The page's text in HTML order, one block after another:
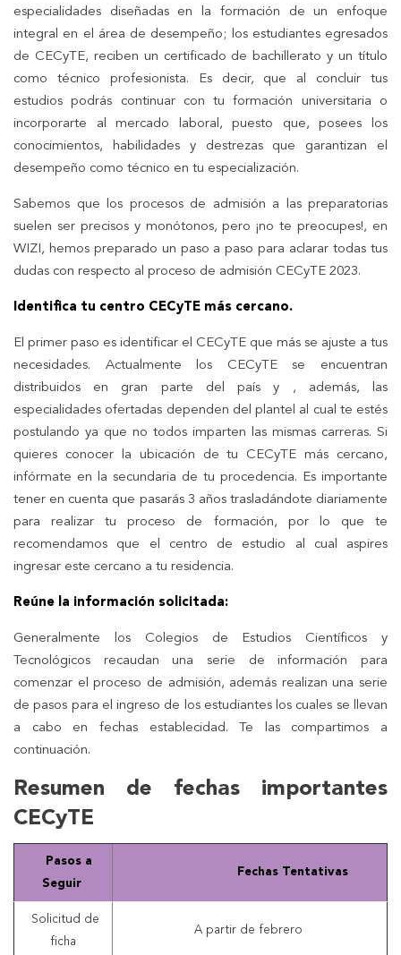
especialidades diseñadas en la formación de un enfoque
integral en el área de desempeño; los estudiantes egresados
de CECyTE, reciben un certificado de bachillerato y un título
como técnico profesionista. Es decir, que al concluir tus
estudios podrás continuar con tu formación universitaria o
incorporarte al mercado laboral, puesto que, posees los
conocimientos, habilidades y destrezas que garantizan el
desempeño como técnico en tu especialización.
Sabemos que los procesos de admisión a las preparatorias
suelen ser precisos y monótonos, pero ¡no te preocupes!, en
WIZI, hemos preparado un paso a paso para aclarar todas tus
dudas con respecto al proceso de admisión CECyTE 2023.
Identifica tu centro CECyTE más cercano.
El primer paso es identificar el CECyTE que más se ajuste a tus
necesidades. Actualmente los CECyTE se encuentran
distribuidos en gran parte del país y , además, las
especialidades ofertadas dependen del plantel al cual te estés
postulando ya que no todos imparten las mismas carreras. Si
quieres conocer la ubicación de tu CECyTE más cercano,
infórmate en la secundaria de tu procedencia. Es importante
tener en cuenta que pasarás 3 años trasladándote diariamente
para realizar tu proceso de formación, por lo que te
recomendamos que el centro de estudio al cual aspires
ingresar este cercano a tu residencia.
Reúne la información solicitada:
Generalmente los Colegios de Estudios Científicos y
Tecnológicos recaudan una serie de información para
comenzar el proceso de admisión, además realizan una serie
de pasos para el ingreso de los estudiantes los cuales se llevan
a cabo en fechas establecidad. Te las compartimos a
continuación.
Resumen de fechas importantes
CECyTE
Pasos a
Seguir
Fechas Tentativas
Solicitud de
ficha
A partir de febrero